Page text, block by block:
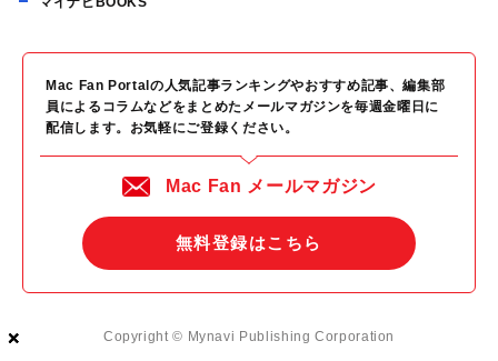
×
×
×
Mac Fan Portalの人気記事ランキングやおすすめ記事、編集部
員によるコラムなどをまとめたメールマガジンを毎週金曜日に
配信します。お気軽にご登録ください。
Mac Fan メールマガジン
無料登録はこちら
Copyright © Mynavi Publishing Corporation